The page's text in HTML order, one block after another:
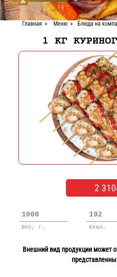
Главная » Меню» Блюда на
1 КГ
2
1000
Вес, г.
192
Ккал.
Внешний вид продукции может